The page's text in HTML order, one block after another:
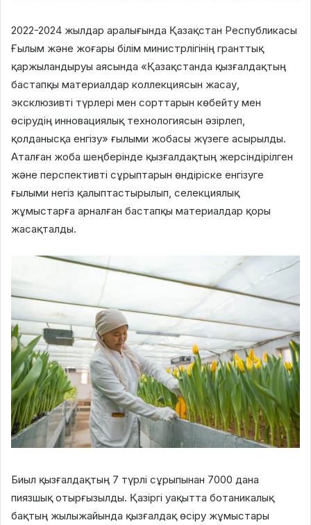
2022-2024 жылдар аралығында Қазақстан Республикасы
Ғылым және жоғары білім министрлігінің гранттық
қаржыландыруы аясында «Қазақстанда қызғалдақтың
бастапқы материалдар коллекциясын жасау,
эксклюзивті түрлері мен сорттарын көбейту мен
өсірудің инновациялық технологиясын әзірлеп,
қолданысқа енгізу» ғылыми жобасы жүзеге асырылды.
Аталған жоба шеңберінде қызғалдақтың жерсіндірілген
және перспективті сұрыптарын өндіріске енгізуге
ғылыми негіз қалыптастырылып, селекциялық
жұмыстарға арналған бастапқы материалдар қоры
жасақталды.
Биыл қызғалдақтың 7 түрлі сұрыпынан 7000 дана
пиязшық отырғызылды. Қазіргі уақытта ботаникалық
бақтың жылыжайында қызғалдақ өсіру жұмыстары